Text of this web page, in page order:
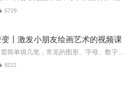
5729
丨激发小朋友绘画艺术的视频课
8211